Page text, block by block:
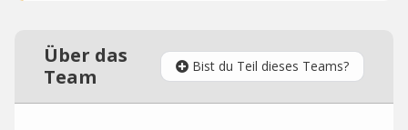
Über das
Team
Bist du Teil dieses Teams?